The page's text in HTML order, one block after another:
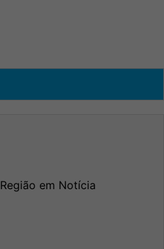
Região em Notícia